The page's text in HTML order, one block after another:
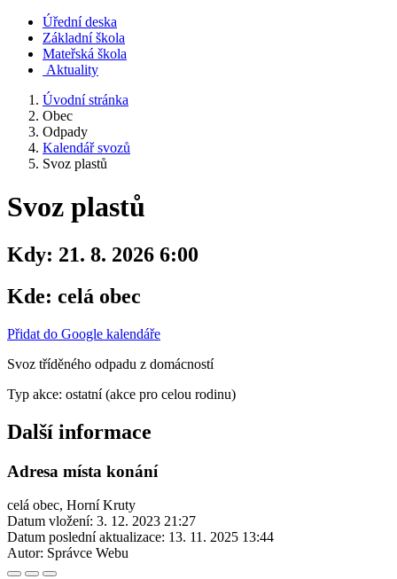
Úřední deska
Základní škola
Mateřská škola
Aktuality
Úvodní stránka
Obec
Odpady
Kalendář svozů
Svoz plastů
Svoz plastů
Kdy: 21. 8. 2026 6:00
Kde: celá obec
Přidat do Google kalendáře
Svoz tříděného odpadu z domácností
Typ akce: ostatní (akce pro celou rodinu)
Další informace
Adresa místa konání
celá obec, Horní Kruty
Datum vložení: 3. 12. 2023 21:27
Datum poslední aktualizace: 13. 11. 2025 13:44
Autor: Správce Webu